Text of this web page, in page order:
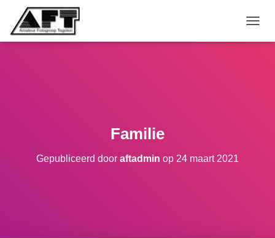
Familie
Gepubliceerd door aftadmin op 24 maart 2021